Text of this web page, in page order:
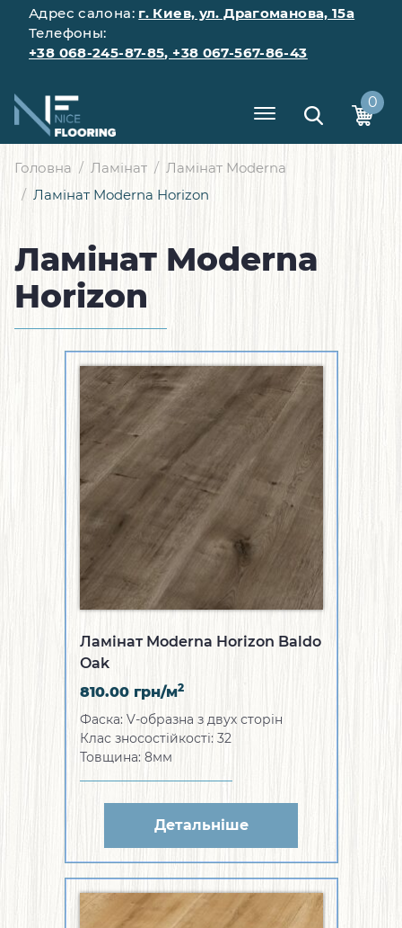
Адрес салона: г. Киев, ул. Драгоманова, 15а
Телефоны:
+38 068-245-87-85, +38 067-567-86-43
0
Головна Ламінат
Ламінат Moderna
Ламінат Moderna Horizon
Ламінат Moderna
Horizon
Ламінат Moderna Horizon Baldo
Oak
810.00 грн/м2
Фаска: V-образна з двух сторін
Клас зносостійкості: 32
Товщина: 8мм
Детальніше